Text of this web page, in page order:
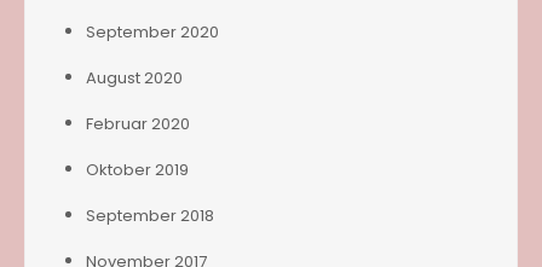
September 2020
August 2020
Februar 2020
Oktober 2019
September 2018
November 2017